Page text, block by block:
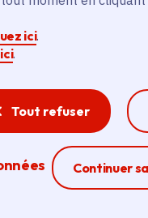
ici.
.
Tout refuser
Continuer
Ferme
et
Île-de-France :
subvention